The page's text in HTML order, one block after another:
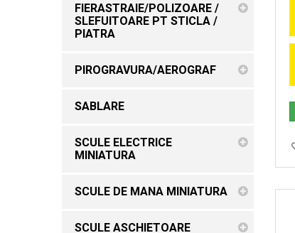
FIERASTRAIE/POLIZOARE /
SLEFUITOARE PT STICLA /
PIATRA
PIROGRAVURA/AEROGRAF
SABLARE
SCULE ELECTRICE
MINIATURA
SCULE DE MANA MINIATURA
SCULE ASCHIETOARE